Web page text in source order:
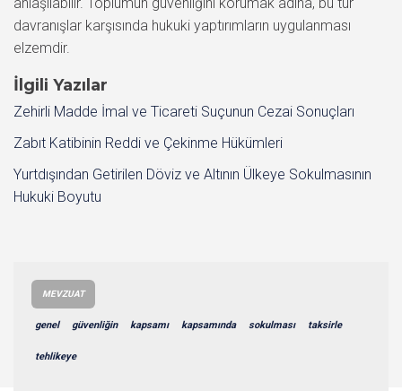
davranışlar karşısında hukuki yaptırımların uygulanması
elzemdir.
İlgili Yazılar
Zehirli Madde İmal ve Ticareti Suçunun Cezai Sonuçları
Zabıt Katibinin Reddi ve Çekinme Hükümleri
Yurtdışından Getirilen Döviz ve Altının Ülkeye Sokulmasının
Hukuki Boyutu
MEVZUAT
genel güvenliğin kapsamı kapsamında sokulması taksirle
tehlikeye